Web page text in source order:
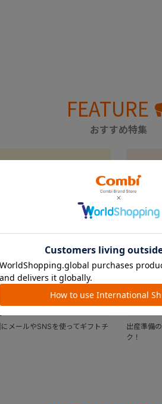
FEATURE
おすすめ特集
メールやSNSを使ってギフトチ
出産準備
ク！